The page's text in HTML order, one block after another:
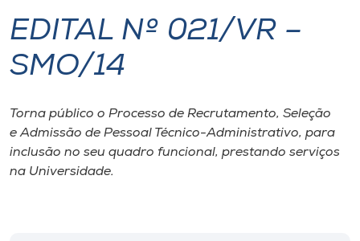
Internacionalização
I.nova
Diplomados
Cultura
EDITAL Nº 021/VR –
SMO/14
Torna público o Processo de Recrutamento, Seleção
e Admissão de Pessoal Técnico-Administrativo, para
inclusão no seu quadro funcional, prestando serviços
na Universidade.